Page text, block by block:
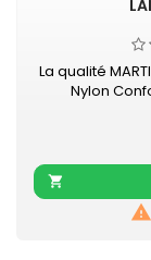
La qualité
Nylon
et
Mousqueton

